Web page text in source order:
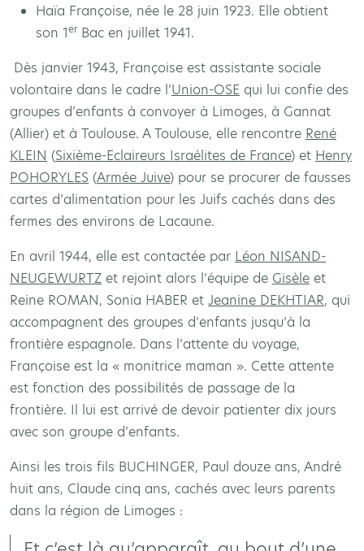
Haïa Françoise, née le 28 juin 1923. Elle obtient
son 1er Bac en juillet 1941.
Dès janvier 1943, Françoise est assistante sociale
volontaire dans le cadre l’Union-OSE qui lui confie des
groupes d’enfants à convoyer à Limoges, à Gannat
(Allier) et à Toulouse. A Toulouse, elle rencontre René
KLEIN (Sixième-Eclaireurs Israélites de France) et Henry
POHORYLES (Armée Juive) pour se procurer de fausses
cartes d’alimentation pour les Juifs cachés dans des
fermes des environs de Lacaune.
En avril 1944, elle est contactée par Léon NISAND-
NEUGEWURTZ et rejoint alors l’équipe de Gisèle et
Reine ROMAN, Sonia HABER et Jeanine DEKHTIAR, qui
accompagnent des groupes d’enfants jusqu’à la
frontière espagnole. Dans l’attente du voyage,
Françoise est la « monitrice maman ». Cette attente
est fonction des possibilités de passage de la
frontière. Il lui est arrivé de devoir patienter dix jours
avec son groupe d’enfants.
Ainsi les trois fils BUCHINGER, Paul douze ans, André
huit ans, Claude cinq ans, cachés avec leurs parents
dans la région de Limoges :